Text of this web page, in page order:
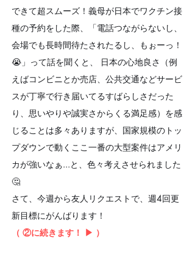
できて超スムーズ！義母が日本でワクチン接
種の予約をした際、「電話つながらないし、
会場でも長時間待たされたるし、もぉーっ！
😭」って話を聞くと、 日本の心地良さ（例
えばコンビニとか売店、公共交通などサービ
スが丁寧で行き届いてるすばらしさだった
り、思いやりや誠実さからくる満足感）を感
じることは多々ありますが、国家規模のトッ
プダウンで動くここ一番の大型案件はアメリ
カが強いなぁ...と、色々考えさせられました
🤔
さて、今週から友人リクエストで、週4回更
新目標にがんばります！
（ ②に続きます！ ▶︎ ）